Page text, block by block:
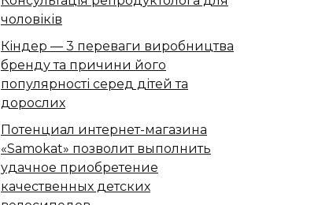
чоловіків
Кіндер — 3 переваги виробництва
бренду та причини його
популярності серед дітей та
дорослих
Потенциал интернет-магазина
«Samokat» позволит выполнить
удачное приобретение
качественных детских